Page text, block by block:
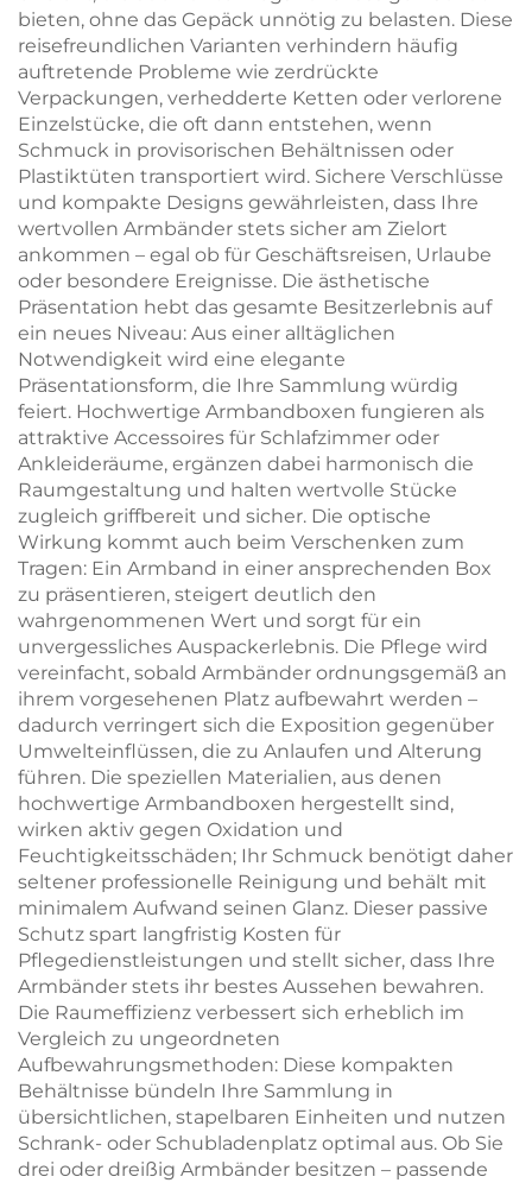
bieten, ohne das Gepäck unnötig zu belasten. Diese
reisefreundlichen Varianten verhindern häufig
auftretende Probleme wie zerdrückte
Verpackungen, verhedderte Ketten oder verlorene
Einzelstücke, die oft dann entstehen, wenn
Schmuck in provisorischen Behältnissen oder
Plastiktüten transportiert wird. Sichere Verschlüsse
und kompakte Designs gewährleisten, dass Ihre
wertvollen Armbänder stets sicher am Zielort
ankommen – egal ob für Geschäftsreisen, Urlaube
oder besondere Ereignisse. Die ästhetische
Präsentation hebt das gesamte Besitzerlebnis auf
ein neues Niveau: Aus einer alltäglichen
Notwendigkeit wird eine elegante
Präsentationsform, die Ihre Sammlung würdig
feiert. Hochwertige Armbandboxen fungieren als
attraktive Accessoires für Schlafzimmer oder
Ankleideräume, ergänzen dabei harmonisch die
Raumgestaltung und halten wertvolle Stücke
zugleich griffbereit und sicher. Die optische
Wirkung kommt auch beim Verschenken zum
Tragen: Ein Armband in einer ansprechenden Box
zu präsentieren, steigert deutlich den
wahrgenommenen Wert und sorgt für ein
unvergessliches Auspackerlebnis. Die Pflege wird
vereinfacht, sobald Armbänder ordnungsgemäß an
ihrem vorgesehenen Platz aufbewahrt werden –
dadurch verringert sich die Exposition gegenüber
Umwelteinflüssen, die zu Anlaufen und Alterung
führen. Die speziellen Materialien, aus denen
hochwertige Armbandboxen hergestellt sind,
wirken aktiv gegen Oxidation und
Feuchtigkeitsschäden; Ihr Schmuck benötigt daher
seltener professionelle Reinigung und behält mit
minimalem Aufwand seinen Glanz. Dieser passive
Schutz spart langfristig Kosten für
Pflegedienstleistungen und stellt sicher, dass Ihre
Armbänder stets ihr bestes Aussehen bewahren.
Die Raumeffizienz verbessert sich erheblich im
Vergleich zu ungeordneten
Aufbewahrungsmethoden: Diese kompakten
Behältnisse bündeln Ihre Sammlung in
übersichtlichen, stapelbaren Einheiten und nutzen
Schrank- oder Schubladenplatz optimal aus. Ob Sie
drei oder dreißig Armbänder besitzen – passende